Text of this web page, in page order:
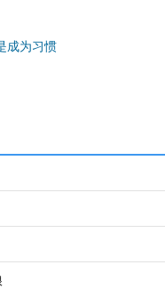
成为习惯